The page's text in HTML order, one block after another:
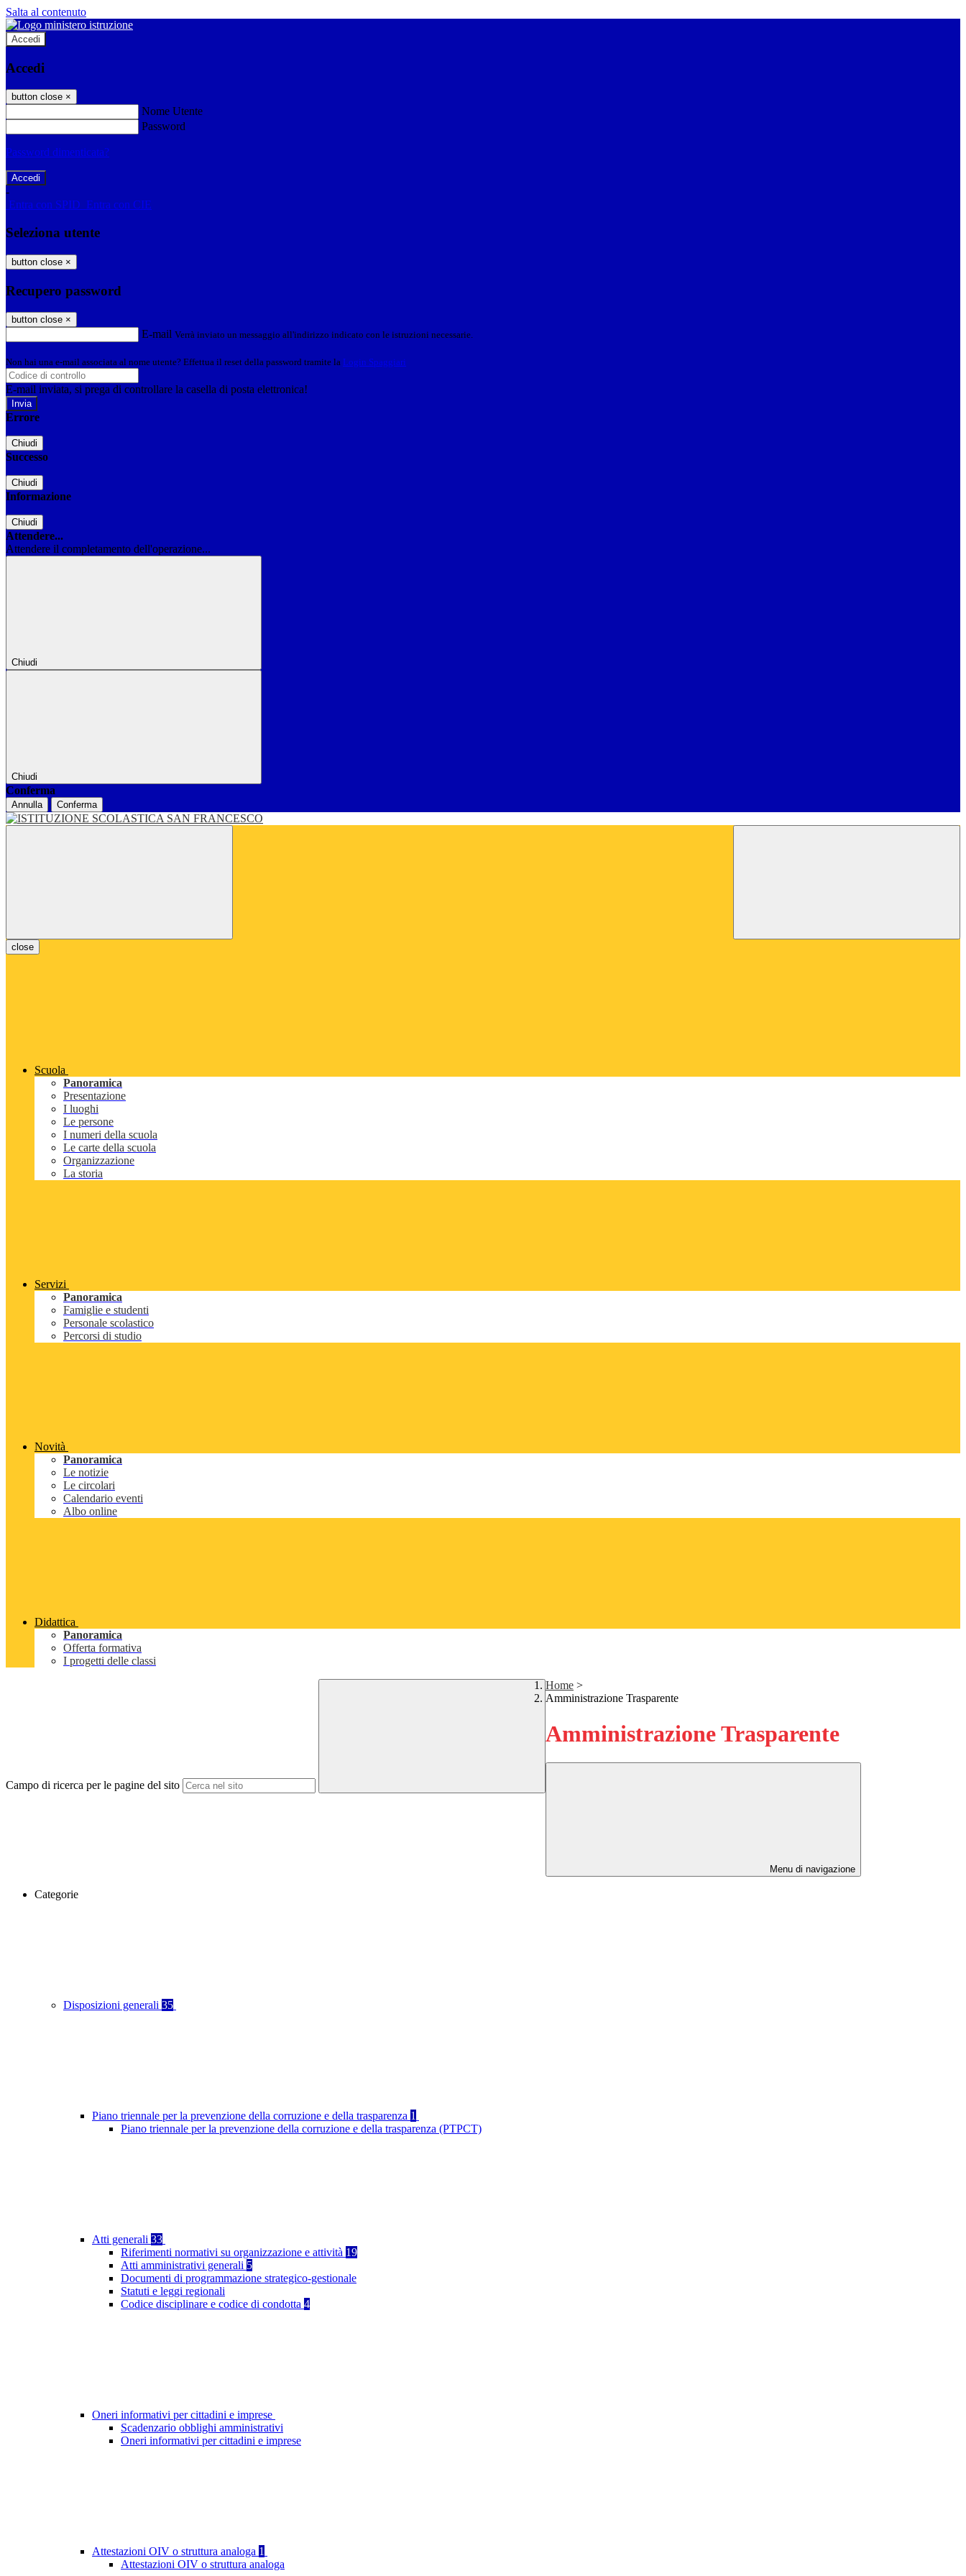
Salta al contenuto
Accedi
Accedi
button close ×
Nome Utente
Password
Password dimenticata?
-
Entra con SPID Entra con CIE
Seleziona utente
button close ×
Recupero password
button close ×
E-mail Verrà inviato un messaggio all'indirizzo indicato con le istruzioni necessarie.
Non hai una e-mail associata al nome utente? Effettua il reset della password tramite la Login Spaggiari
E-mail inviata, si prega di controllare la casella di posta elettronica!
Errore
Chiudi
Successo
Chiudi
Informazione
Chiudi
Attendere...
Attendere il completamento dell'operazione...
Chiudi
Chiudi
Conferma
Annulla Conferma
close
Scuola
Panoramica
Presentazione
I luoghi
Le persone
I numeri della scuola
Le carte della scuola
Organizzazione
La storia
Servizi
Panoramica
Famiglie e studenti
Personale scolastico
Percorsi di studio
Novità
Panoramica
Le notizie
Le circolari
Calendario eventi
Albo online
Didattica
Panoramica
Offerta formativa
I progetti delle classi
Campo di ricerca per le pagine del sito
Home >
Amministrazione Trasparente
Amministrazione Trasparente
Menu di navigazione
Categorie
Disposizioni generali 35
Piano triennale per la prevenzione della corruzione e della trasparenza 1
Piano triennale per la prevenzione della corruzione e della trasparenza (PTPCT)
Atti generali 33
Riferimenti normativi su organizzazione e attività 19
Atti amministrativi generali 5
Documenti di programmazione strategico-gestionale
Statuti e leggi regionali
Codice disciplinare e codice di condotta 4
Oneri informativi per cittadini e imprese
Scadenzario obblighi amministrativi
Oneri informativi per cittadini e imprese
Attestazioni OIV o struttura analoga 1
Attestazioni OIV o struttura analoga